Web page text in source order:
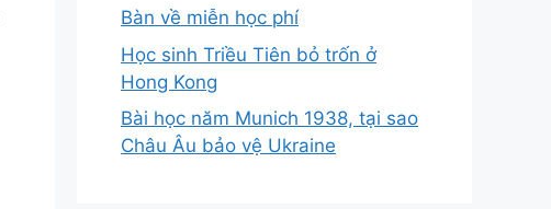
Bàn về miễn học phí
Học sinh Triều Tiên bỏ trốn ở
Hong Kong
Bài học năm Munich 1938, tại sao
Châu Âu bảo vệ Ukraine